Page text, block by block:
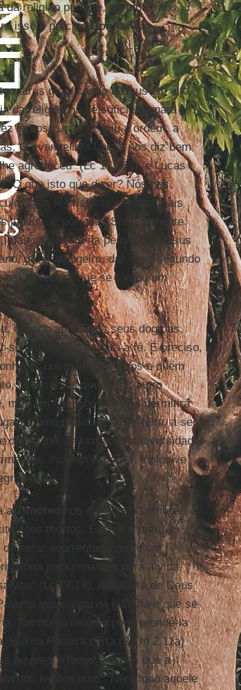
da religião permite, portanto, aos
isso é precisoConfiança.
atrás glorificando a Deus em alta
da religião não é suficiente para o
leprosos não seguiu a ordem, a
O evangelista Lucas nos diz bem
agradeceu” (Lc 17,16a), e Lucas
O que isto que dizer? Nós nos
I, e a fé cristã se espalha mais
judeus. E por quê? Simplesmente
mas sobre a fé na pessoa do Jesus
um estrangeiro, dar esse segundo
que se tornou um
quando absolutiza seus dogmas,
se um obstáculo para a fé. É preciso,
quem encontramos e quem
tivéssemos que tomar outro
mas um caminho que nos permitirá
é uma realidade a ser feita, a ser
dignidade, de unidade na diversidade,
incompreensões, inclusive
da fé.
aTimóteo
nos diz hoje? “Lembre-se
dos mortos. Esse é o meu
estar acorrentado como um
para renascer para a vida,
(Lc 17,19). A Palavra de Deus
que surgiu da história e que se
Nenhuma religião pode prendê-la
É uma Palavra certa (2 Tm 2,11a)
aqueles e todos aqueles que a
nos lembra isso: “Nem todo aquele